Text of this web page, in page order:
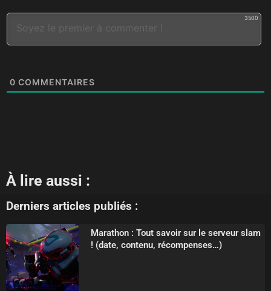
3500
0 COMMENTAIRES
À lire aussi :
Derniers articles publiés :
Marathon : Tout savoir sur le serveur slam
! (date, contenu, récompenses…)